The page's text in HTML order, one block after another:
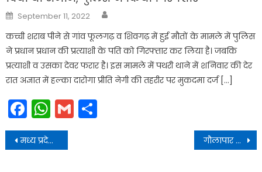
Posted
on
September 11, 2022
कच्ची शराब पीने से गांव फूलगढ़ व शिवगढ़ में हुई मौतों के मामले में पुलिस
ने प्रधान प्रधान की प्रत्याशी के पति को गिरफ्तार कर लिया है। जबक‌ि
प्रत्याशी व उसका देवर फरार है। इस मामले में पथरी थाने में शनिवार की देर
रात अज्ञात में हल्का दारोगा प्रीति नेगी की तहरीर पर मुकदमा दर्ज […]
Facebook
WhatsApp
Gmail
Post
navigation
मध्य प्रदेश के धार से ’’स्वस्थ नारी सशक्त परिवार’’ और ’’आठवें राष्ट्रीय पोषण माह’’ अभियान का शुभारंभ किया गौलापार में एशियाई कैडेट कप फेंसिंग प्रतियोगिता का दीप प्रज्वलित कर शुभारंभ किया